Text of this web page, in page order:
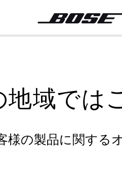
地域では
の製品に関する